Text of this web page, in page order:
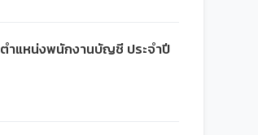
ำแหน่งพนักงานบัญชี ประจำปี